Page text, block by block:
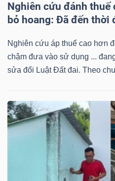
Nghiên cứu đánh thuế
bỏ hoang: Đã đến thời
Nghiên cứu áp thuế cao hơn
chậm đưa vào sử dụng ...
sửa đổi Luật Đất đai. Theo